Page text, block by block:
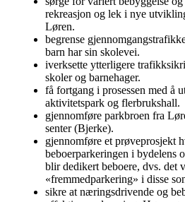
rekreasjon og lek i nye
Løren.
begrense
barn har sin skolevei.
iverksette ytterligere
skoler og barnehager.
få fortgang i prosessen med å
aktivitetspark og flerbrukshall.
gjennomføre parkbroen fra
senter (Bjerke).
gjennomføre et prøveprosjekt
beboerparkeringen i bydelens
blir dedikert beboere, dvs. det
«fremmedparkering» i disse
sikre at næringsdrivende og